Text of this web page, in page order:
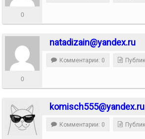
0
natadizain@yandex.ru
0
Комментарии: 0
komisch555@yandex.ru
Комментарии: 0